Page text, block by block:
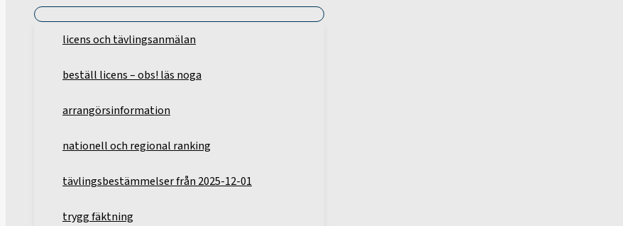
licens och tävlingsanmälan
beställ licens – obs! läs noga
arrangörsinformation
nationell och regional ranking
tävlingsbestämmelser från 2025-12-01
trygg fäktning